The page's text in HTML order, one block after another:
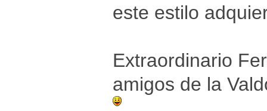
este estilo
Extraordinario
amigos de la